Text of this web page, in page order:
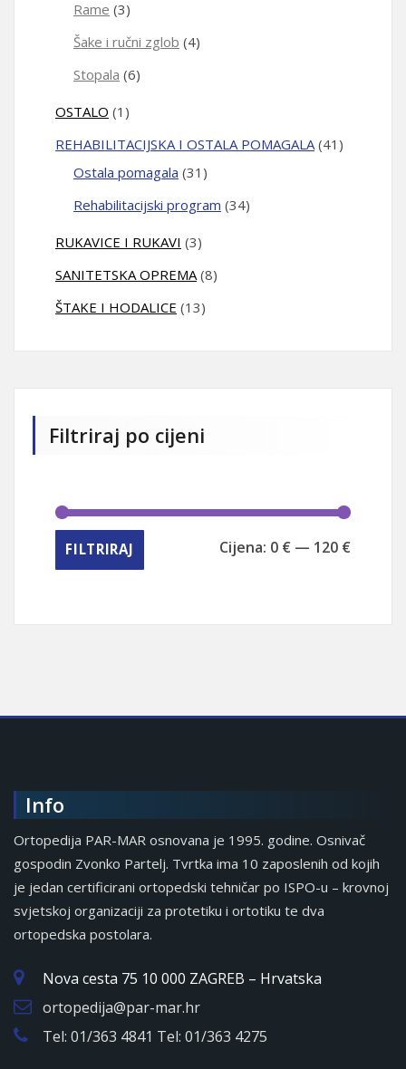
Rame (3)
Šake i ručni zglob (4)
Stopala (6)
OSTALO (1)
REHABILITACIJSKA I OSTALA POMAGALA (41)
Ostala pomagala (31)
Rehabilitacijski program (34)
RUKAVICE I RUKAVI (3)
SANITETSKA OPREMA (8)
ŠTAKE I HODALICE (13)
Filtriraj po cijeni
FILTRIRAJ Cijena: 0 € — 120 €
Info
Ortopedija PAR-MAR osnovana je 1995. godine. Osnivač
gospodin Zvonko Partelj. Tvrtka ima 10 zaposlenih od kojih
je jedan certificirani ortopedski tehničar po ISPO-u – krovnoj
svjetskoj organizaciji za protetiku i ortotiku te dva
ortopedska postolara.
Nova cesta 75 10 000 ZAGREB – Hrvatska
ortopedija@par-mar.hr
Tel: 01/363 4841 Tel: 01/363 4275